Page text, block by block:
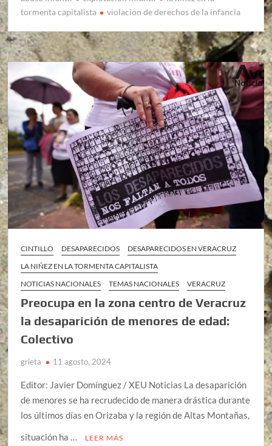
tormenta capitalista
violacion de derechos de la infancia
CINTILLO DESAPARECIDOS
DESAPARECIDOS EN VERACRUZ
LA NIÑEZ EN LA TORMENTA CAPITALISTA
NOTICIAS NACIONALES
TEMAS NACIONALES VERACRUZ
Preocupa en la zona centro de Veracruz
la desaparición de menores de edad:
Colectivo
grieta 11 agosto, 2024
Editor: Javier Domínguez / XEU Noticias La desaparición
de menores se ha recrudecido de manera drástica durante
los últimos días en Orizaba y la región de Altas Montañas,
situación ha …
LEER MÁS